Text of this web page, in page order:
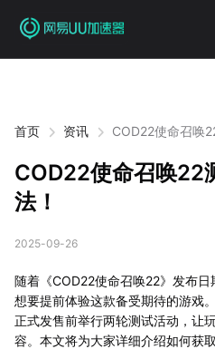
首页 资讯 COD22使命召唤
COD22使命召唤22
法！
2025-09-26
随着《COD22使命召唤22》发布
想要提前体验这款备受期待的游戏
正式发售前举行两轮测试活动，让
容。本文将为大家详细介绍如何获